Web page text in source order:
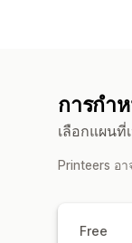
การกำ
เลือกแผน
Printeers อ
Free